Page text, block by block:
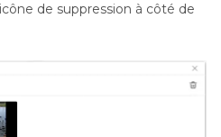
de suppression à côté de